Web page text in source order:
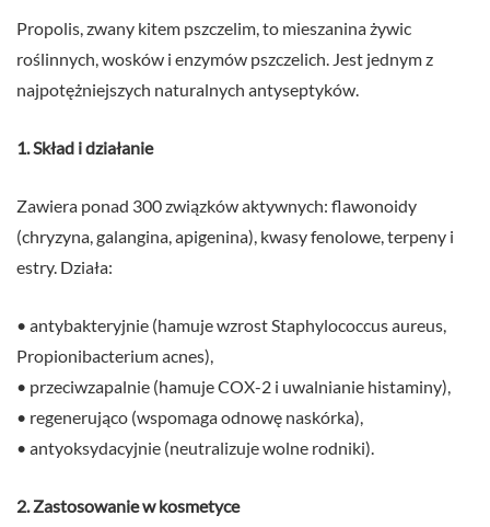
Propolis, zwany kitem pszczelim, to mieszanina żywic
roślinnych, wosków i enzymów pszczelich. Jest jednym z
najpotężniejszych naturalnych antyseptyków.
1. Skład i działanie
Zawiera ponad 300 związków aktywnych: flawonoidy
(chryzyna, galangina, apigenina), kwasy fenolowe, terpeny i
estry. Działa:
• antybakteryjnie (hamuje wzrost Staphylococcus aureus,
Propionibacterium acnes),
• przeciwzapalnie (hamuje COX-2 i uwalnianie histaminy),
• regenerująco (wspomaga odnowę naskórka),
• antyoksydacyjnie (neutralizuje wolne rodniki).
2. Zastosowanie w kosmetyce